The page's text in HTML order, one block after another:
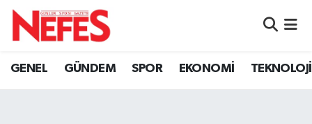
GENEL GÜNDEM SPOR EKONOMİ TEKNOLOJİ
Hava Durumu